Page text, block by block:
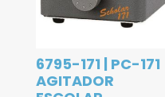
6795-171 | PC-171
AGITADOR